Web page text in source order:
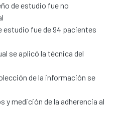
de estudio fue no
estudio fue de 94 pacientes
se aplicó la técnica del
de la información se
medición de la adherencia al